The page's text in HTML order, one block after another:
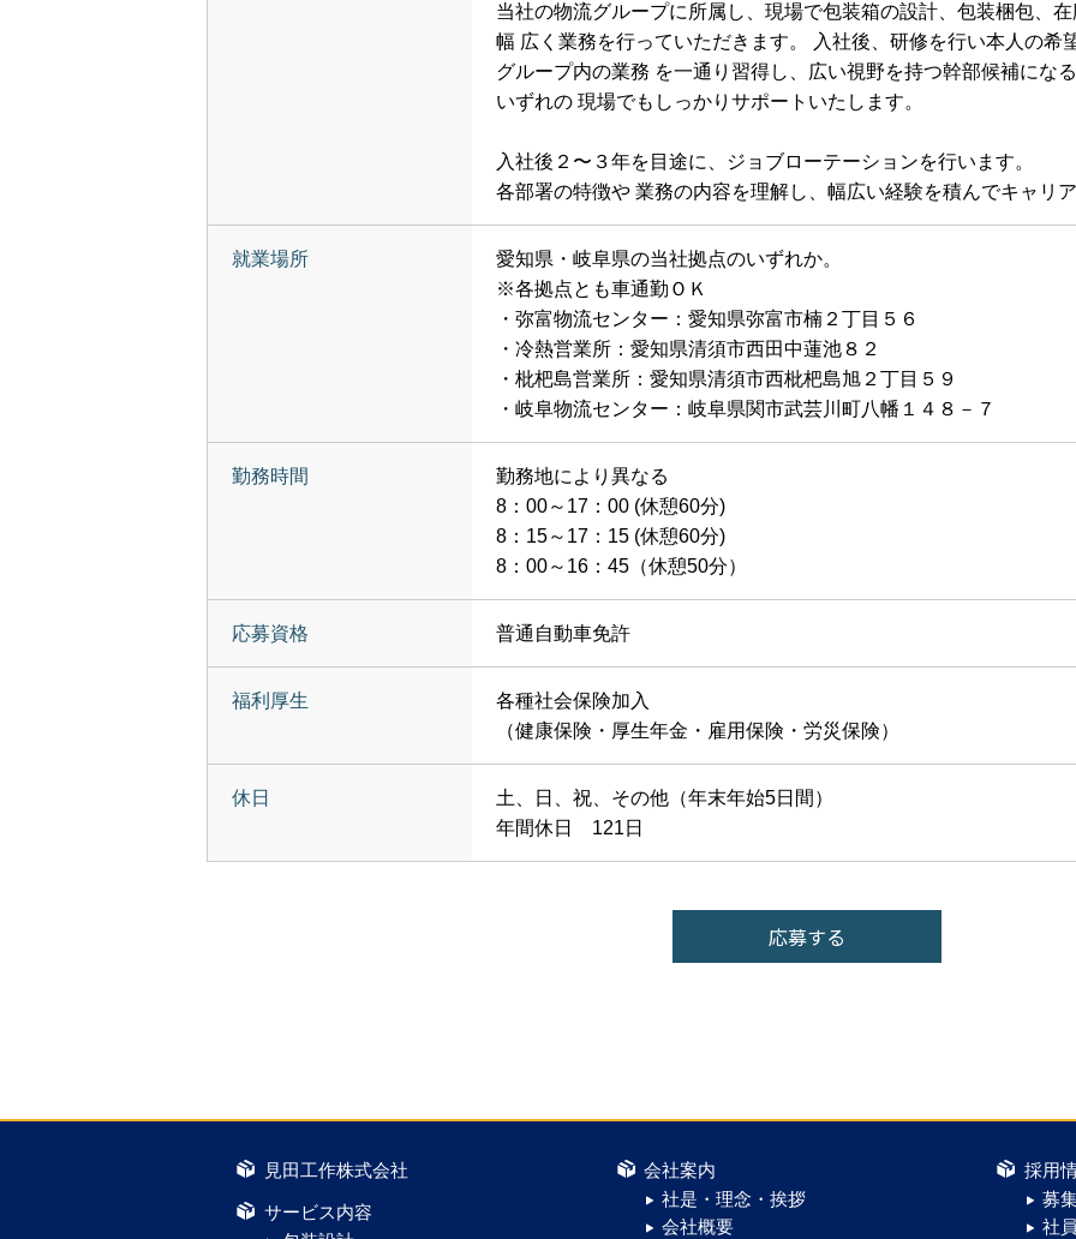
当社の物流グループに所属し、現場で包装箱の設計、包装梱包、
幅 広く業務を行っていただきます。 入社後、研修を行い本人の希
グループ内の業務 を一通り習得し、広い視野を持つ幹部候補にな
いずれの 現場でもしっかりサポートいたします。
入社後２〜３年を目途に、ジョブローテーションを行います。
各部署の特徴や 業務の内容を理解し、幅広い経験を積んでキャリ
就業場所
愛知県・岐阜県の当社拠点のいずれか。
※各拠点とも車通勤ＯＫ
・弥富物流センター：愛知県弥富市楠２丁目５６
・冷熱営業所：愛知県清須市西田中蓮池８２
・枇杷島営業所：愛知県清須市西枇杷島旭２丁目５９
・岐阜物流センター：岐阜県関市武芸川町八幡１４８－７
勤務時間
勤務地により異なる
8：00～17：00 (休憩60分)
8：15～17：15 (休憩60分)
8：00～16：45（休憩50分）
応募資格 普通自動車免許
福利厚生
各種社会保険加入
（健康保険・厚生年金・雇用保険・労災保険）
休日
土、日、祝、その他（年末年始5日間）
年間休日 121日
見田工作株式会社
サービス内容
会社案内
社是・理念・挨拶
会社概要
採用
募
社